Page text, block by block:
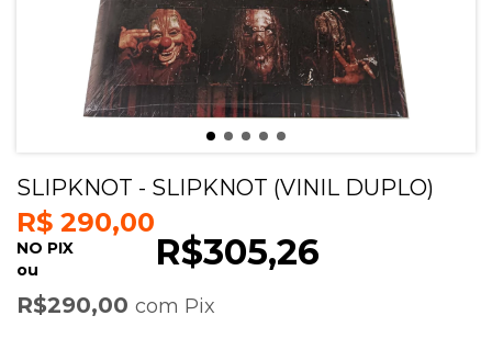
SLIPKNOT - SLIPKNOT (VINIL DUPLO)
R$ 290,00
NO PIX
ou
R$305,26
R$290,00 com Pix